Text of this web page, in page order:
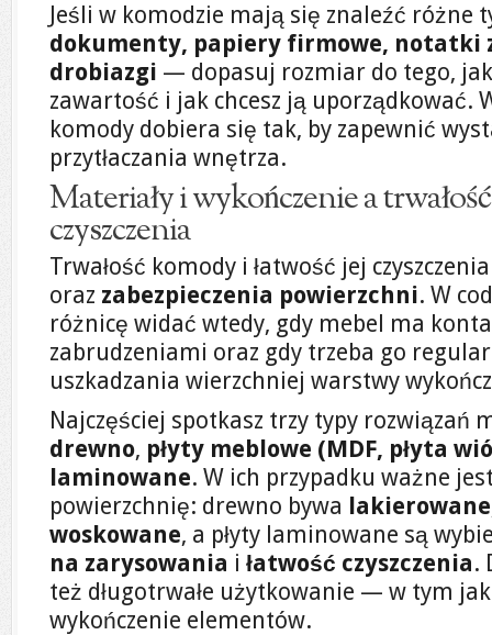
Jeśli w komodzie mają się znaleźć
dokumenty, papiery firmowe, notatki
drobiazgi — dopasuj rozmiar do tego,
zawartość i jak chcesz ją uporządkować.
komody dobiera się tak, by zapewnić
przytłaczania wnętrza.
Materiały i wykończenie a
czyszczenia
Trwałość komody i łatwość jej
oraz zabezpieczenia powierzchni. W
różnicę widać wtedy, gdy mebel ma
zabrudzeniami oraz gdy trzeba go
uszkadzania wierzchniej warstwy
Najczęściej spotkasz trzy typy rozwiązań
drewno, płyty meblowe (MDF, płyta
laminowane. W ich przypadku ważne
powierzchnię: drewno bywa
woskowane, a płyty laminowane są
na zarysowania i łatwość czyszczenia.
też długotrwałe użytkowanie — w tym
wykończenie elementów.